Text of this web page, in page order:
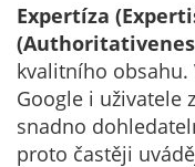
Expertíza
kvalitního obsahu.
Google i uživatele
snadno
proto častěji